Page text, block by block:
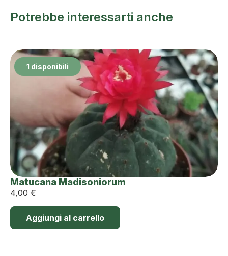
Potrebbe interessarti anche
1 disponibili
Matucana Madisoniorum
4,00 €
Aggiungi al carrello